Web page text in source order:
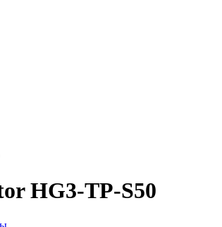
HG3-TP-S50